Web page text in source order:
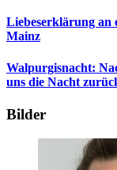
Liebeserklärung an
Mainz
Walpurgisnacht:
uns die Nacht
Bilder